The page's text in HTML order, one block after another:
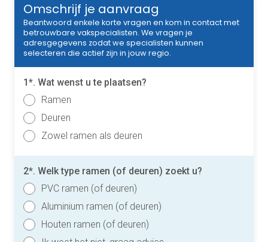
Omschrijf je aanvraag
Beantwoord enkele korte vragen en kom in contact met
betrouwbare vakspecialisten. We vragen je
adresgegevens zodat we specialisten kunnen
selecteren die actief zijn in jouw regio.
1*. Wat wenst u te plaatsen?
Ramen
Deuren
Zowel ramen als deuren
2*. Welk type ramen (of deuren) zoekt u?
PVC ramen (of deuren)
Aluminium ramen (of deuren)
Houten ramen (of deuren)